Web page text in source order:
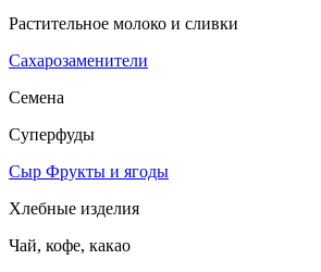
Растительное молоко и сливки
Сахарозаменители
Семена
Суперфуды
Сыр Фрукты и ягоды
Хлебные изделия
Чай, кофе, какао